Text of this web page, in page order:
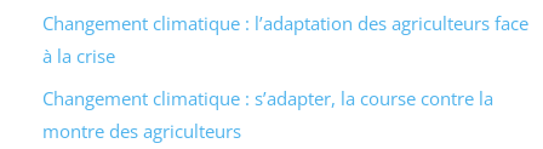
Changement climatique : l’adaptation des agriculteurs face
à la crise
Changement climatique : s’adapter, la course contre la
montre des agriculteurs